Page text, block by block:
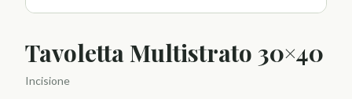
Tavoletta Multistrato 30×40
Incisione